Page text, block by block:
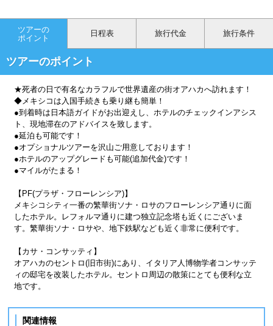
ツアーの
ポイント
日程表 旅行代金 旅行条件
ツアーのポイント
★死者の日で有名なカラフルで世界遺産の街オアハカへ訪れます！
◆メキシコは入国手続きも乗り継も簡単！
●到着時は日本語ガイドがお出迎えし、ホテルのチェックインアシス
ト、現地滞在のアドバイスを致します。
●延泊も可能です！
●オプショナルツアーを沢山ご用意しております！
●ホテルのアップグレードも可能(追加代金)です！
●マイルがたまる！
【PF(プラザ・フローレンシア)】
メキシコシティ一番の繁華街ソナ・ロサのフローレンシア通りに面
したホテル。レフォルマ通りに建つ独立記念塔も近くにございま
す。繁華街ソナ・ロサや、地下鉄駅なども近く非常に便利です。
【カサ・コンサッティ】
オアハカのセントロ(旧市街)にあり、イタリア人博物学者コンサッテ
ィの邸宅を改装したホテル。セントロ周辺の散策にとても便利な立
地です。
関連情報